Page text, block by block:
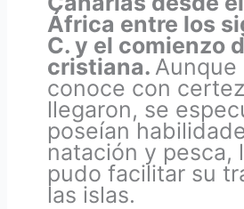
África entre los
C. y el comienzo
cristiana. Aunque
conoce con
llegaron, se
poseían
natación y pesca,
pudo facilitar su
las islas.